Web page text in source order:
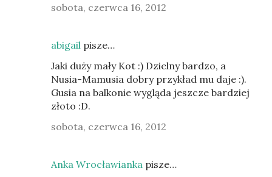
sobota, czerwca 16, 2012
abigail pisze…
Jaki duży mały Kot :) Dzielny bardzo, a
Nusia-Mamusia dobry przykład mu daje :).
Gusia na balkonie wygląda jeszcze bardziej
złoto :D.
sobota, czerwca 16, 2012
Anka Wrocławianka pisze…